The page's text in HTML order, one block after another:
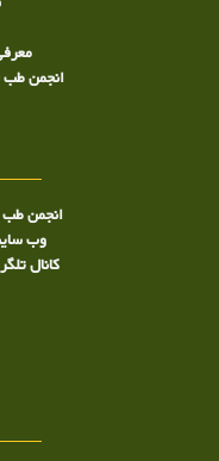
انجمن
انجمن طب
وب
کانال